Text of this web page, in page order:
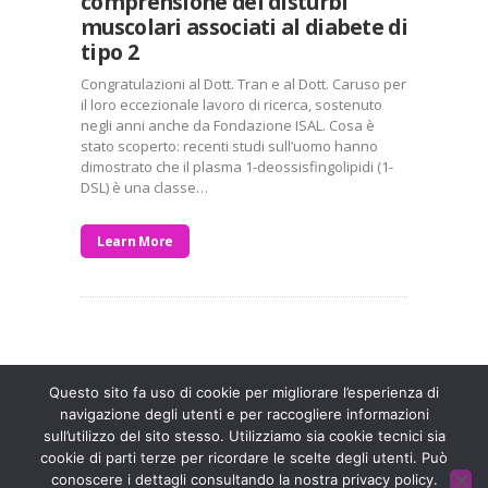
muscolari associati al diabete di
tipo 2
Congratulazioni al Dott. Tran e al Dott. Caruso per
il loro eccezionale lavoro di ricerca, sostenuto
negli anni anche da Fondazione ISAL. Cosa è
stato scoperto: recenti studi sull’uomo hanno
dimostrato che il plasma 1-deossisfingolipidi (1-
DSL) è una classe…
Learn More
Fondazione ISAL © 2026 P. IVA 03932590403
Privacy Policy- Sviluppato da Archimede - A.S.I. srl
Questo sito fa uso di cookie per migliorare l’esperienza di
navigazione degli utenti e per raccogliere informazioni
sull’utilizzo del sito stesso. Utilizziamo sia cookie tecnici sia
cookie di parti terze per ricordare le scelte degli utenti. Può
conoscere i dettagli consultando la nostra privacy policy.